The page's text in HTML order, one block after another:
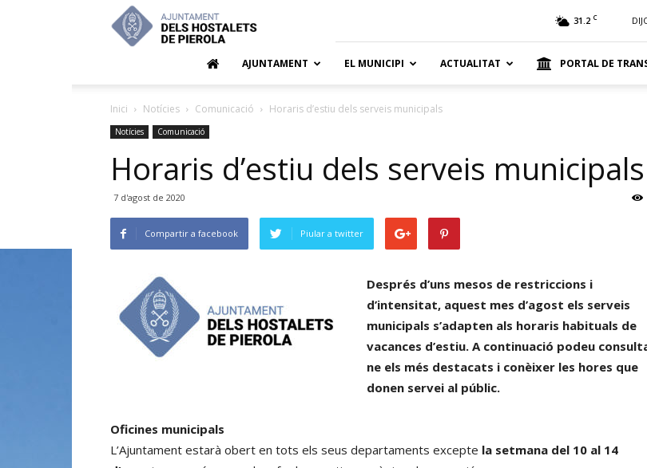
Hostalets
de
31.2 C
AJUNTAMENT EL MUNICIPI ACTUALITAT PORTAL DE
Inici Notícies Comunicació Horaris d’estiu dels serveis municipals
Notícies Comunicació
Horaris d’estiu dels serveis municipals
7 d'agost de 2020
Compartir a facebook Piular a twitter
Després d’uns mesos de restriccions i
d’intensitat, aquest mes d’agost els serveis
municipals s’adapten als horaris habituals de
vacances d’estiu. A continuació podeu
ne els més destacats i conèixer les hores que
donen servei al públic.
Oficines municipals
L’Ajuntament estarà obert en tots els seus departaments excepte la setmana del 10 al 14